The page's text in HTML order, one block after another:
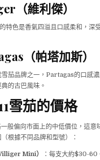
（維利傑）
色是香氣四溢且口感柔和，深
（帕塔加斯）
茄品牌之一，Partagas的口感
的古巴風味。
雪茄的價格
般偏向市面上的中低價位，這
根據不同品牌和型號）：
Mini）
：每支大約$30-60